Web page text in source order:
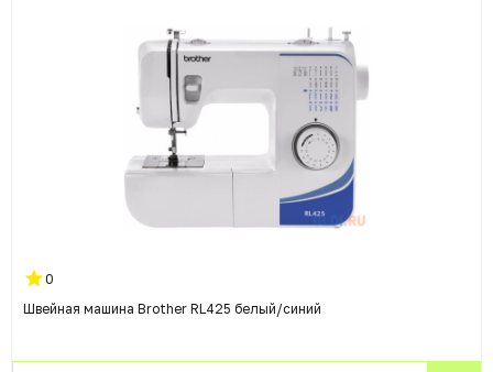
0
Швейная машина Brother RL425 белый/синий